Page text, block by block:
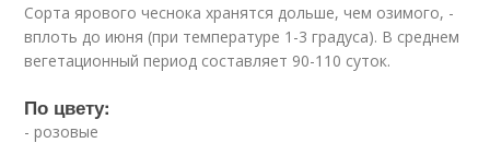
Сорта ярового чеснока хранятся дольше, чем озимого, -
вплоть до июня (при температуре 1-3 градуса). В среднем
вегетационный период составляет 90-110 суток.
По цвету:
- розовые